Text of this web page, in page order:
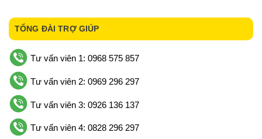
TỔNG ĐÀI TRỢ GIÚP
Tư vấn viên 1: 0968 575 857
Tư vấn viên 2: 0969 296 297
Tư vấn viên 3: 0926 136 137
Tư vấn viên 4: 0828 296 297